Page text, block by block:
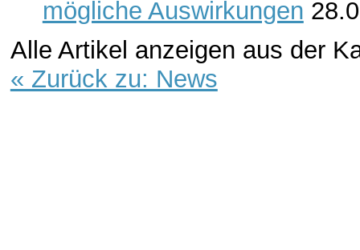
mögliche Auswirkungen
Alle Artikel anzeigen aus der
« Zurück zu: News